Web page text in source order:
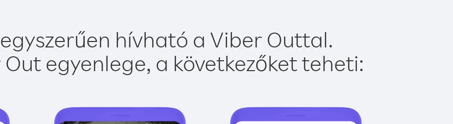
hívható a Viber Outtal.
egyenlege, a következőket teheti: